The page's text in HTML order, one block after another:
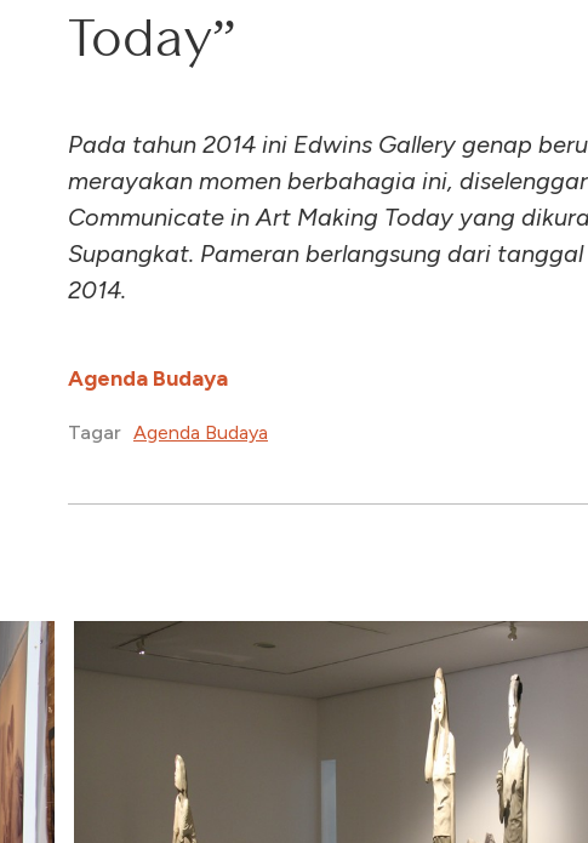
Today”
Pada tahun 2014 ini Edwins Gallery genap
merayakan momen berbahagia ini,
Communicate in Art Making Today yang
Supangkat. Pameran berlangsung dari tanggal
2014.
Agenda Budaya
Tagar Agenda Budaya